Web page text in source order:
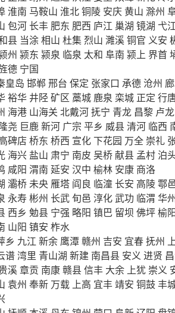
淮南 马鞍山 淮北铜陵 安庆黄山 滁州
包河 长丰 肥东 肥西 庐江 巢湖 镜湖 弋
县 当涂相山 杜集 烈山 濉溪铜官 义安
州 颍东 颍泉 临泉 太和 阜南 颍上 界首
德 宁国
皇岛 邯郸 邢台 保定 张家口 承德 沧州
裕华 井陉矿区 藁城 鹿泉 栾城 正定 行
海港 山海关 北戴河抚宁 青龙 昌黎 卢龙
尧 巨鹿新河 广宗 平乡 威县清河 临西
碑店 桥东 桥西 宣化下花园 万全 崇礼
海兴 盐山 肃宁 南皮 吴桥献县 孟村 泊
咸阳 渭南 延安 汉中 榆林 安康 商洛
灞桥未央 雁塔 阎良 临潼 长安 高陵鄠
永寿彬州 长武旬邑 淳化武功 临渭 华
西乡 勉县 宁强 略阳 镇巴 留坝 佛坪榆
山阳 镇安 柞水
乡 九江 新余 鹰潭赣州 吉安 宜春抚州
谱湾里 青山湖 新建 南昌县 安义 进贤
溪章贡 南康赣县信丰 大余 上犹 崇义
袁州 奉新 万载 上高 宜丰靖安 铜鼓丰